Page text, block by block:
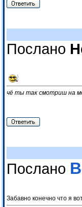
Послано
чё ты так смотриш на
Послано
Забавно конечно что я